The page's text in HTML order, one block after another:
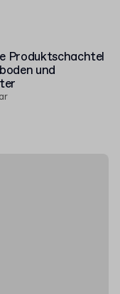
Produktschachtel
und